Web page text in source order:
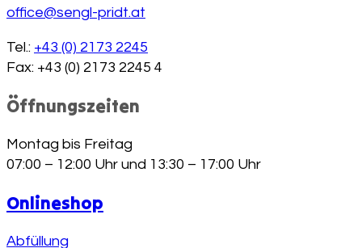
office@sengl-pridt.at
Tel.: +43 (0) 2173 2245
Fax: +43 (0) 2173 2245 4
Öffnungszeiten
Montag bis Freitag
07:00 – 12:00 Uhr und 13:30 – 17:00 Uhr
Onlineshop
Abfüllung